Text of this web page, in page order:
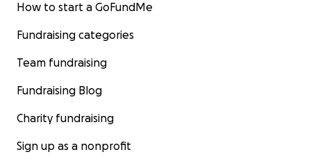
How to start a GoFundMe
Fundraising categories
Team fundraising
Fundraising Blog
Charity fundraising
Sign up as a nonprofit